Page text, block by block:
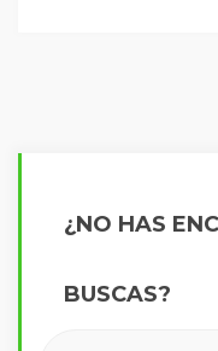
¿NO HAS
BUSCAS?